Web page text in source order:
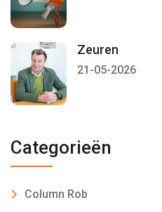
Zeuren
21-05-2026
Categorieën
Column Rob